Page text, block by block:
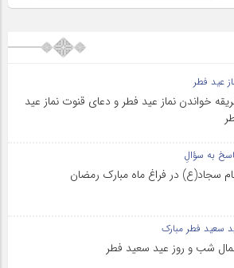
عید فطر
خواندن نماز عید فطر و دعای قنوت نماز عید
به سؤالِ
سجاد(ع) در فراغ ماه مبارک رمضان
سعید فطر مبارک
شب و روز عید سعید فطر